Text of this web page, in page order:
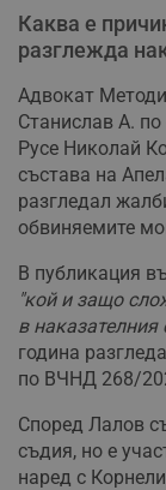
Каква е
разглежда
Адвокат
Станислав А.
Русе Николай
състава на
разгледал
обвиняемите
В публикация
"кой и защо
в наказателния
година
по ВЧНД 268/
Според Лалов
съдия, но е
наред с